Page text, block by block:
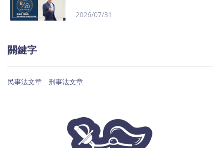
2026/07/31
關鍵字
民事法文章 刑事法文章